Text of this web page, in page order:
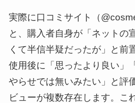
実際に口コミサイト（
と、購入者自身が「ネットの
くて半信半疑だったが」と前
使用後に「思ったより良い」
やらせでは無いみたい」と評
ビューが複数存在します。こ